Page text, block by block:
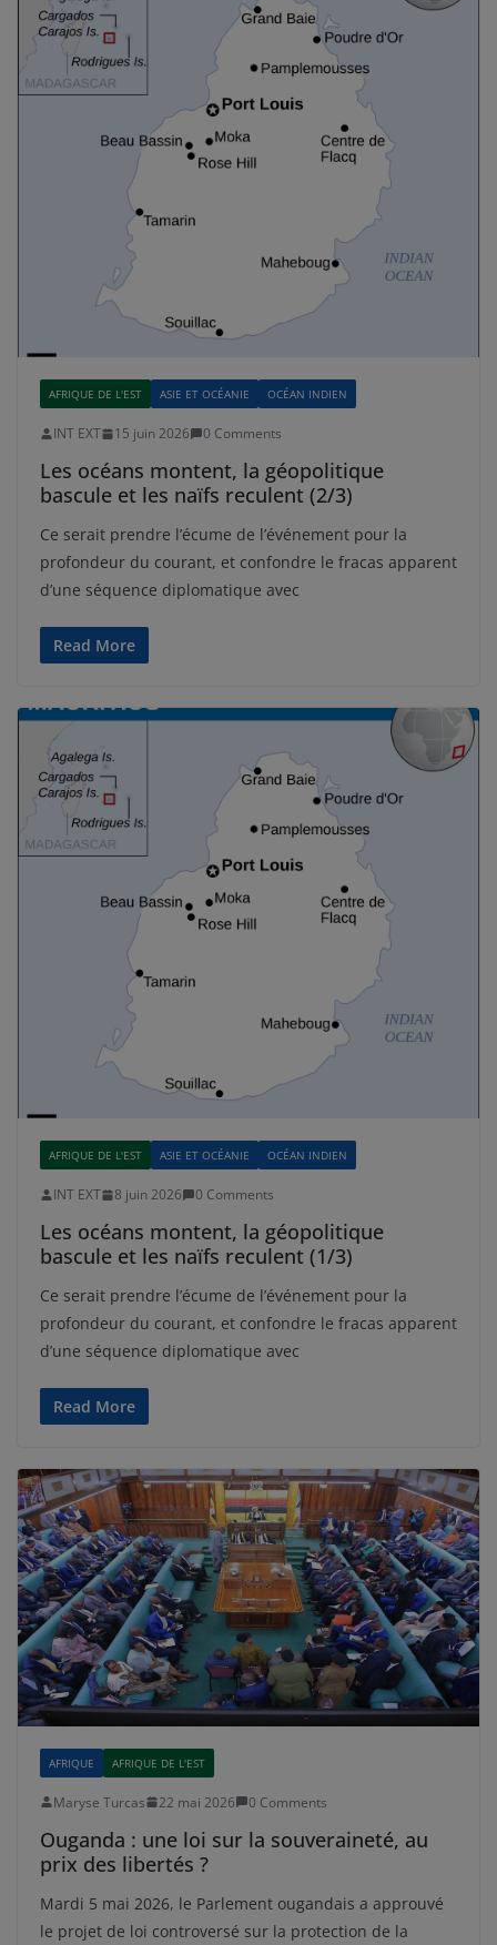
AFRIQUE DE L'EST ASIE ET OCÉANIE OCÉAN INDIEN
INT EXT 15 juin 2026 0 Comments
Les océans montent, la géopolitique
bascule et les naïfs reculent (2/3)
Ce serait prendre l’écume de l’événement pour la
profondeur du courant, et confondre le fracas apparent
d’une séquence diplomatique avec
Read More
AFRIQUE DE L'EST ASIE ET OCÉANIE OCÉAN INDIEN
INT EXT 8 juin 2026 0 Comments
Les océans montent, la géopolitique
bascule et les naïfs reculent (1/3)
Ce serait prendre l’écume de l’événement pour la
profondeur du courant, et confondre le fracas apparent
d’une séquence diplomatique avec
Read More
AFRIQUE AFRIQUE DE L'EST
Maryse Turcas 22 mai 2026 0 Comments
Ouganda : une loi sur la souveraineté, au
prix des libertés ?
Mardi 5 mai 2026, le Parlement ougandais a approuvé
le projet de loi controversé sur la protection de la